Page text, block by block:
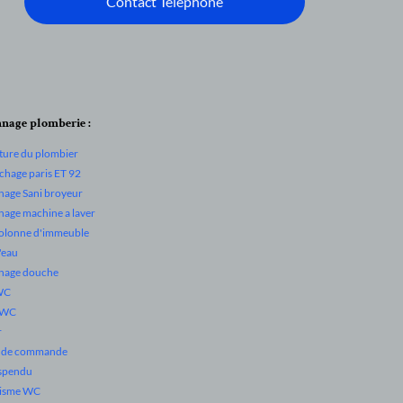
plomberie :
du plombier
paris ET 92
Sani broyeur
machine a laver
d'immeuble
douche
commande
WC